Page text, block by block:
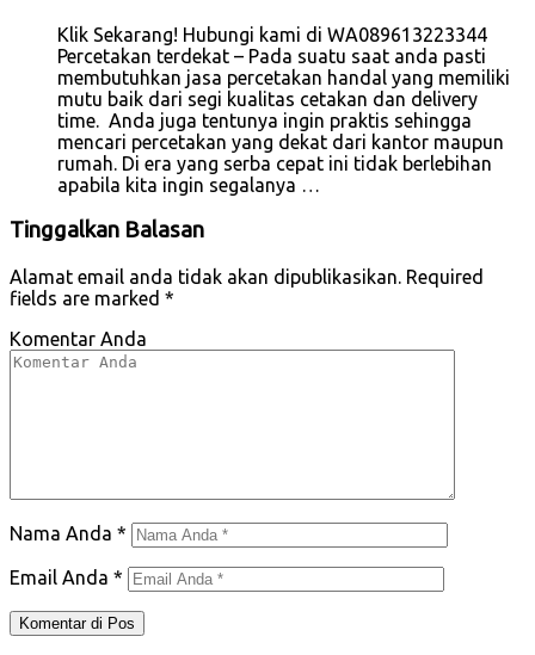
Klik Sekarang! Hubungi kami di WA089613223344
Percetakan terdekat – Pada suatu saat anda pasti
membutuhkan jasa percetakan handal yang memiliki
mutu baik dari segi kualitas cetakan dan delivery
time. Anda juga tentunya ingin praktis sehingga
mencari percetakan yang dekat dari kantor maupun
rumah. Di era yang serba cepat ini tidak berlebihan
apabila kita ingin segalanya …
Tinggalkan Balasan
Alamat email anda tidak akan dipublikasikan. Required
fields are marked *
Komentar Anda
Nama Anda *
Email Anda *